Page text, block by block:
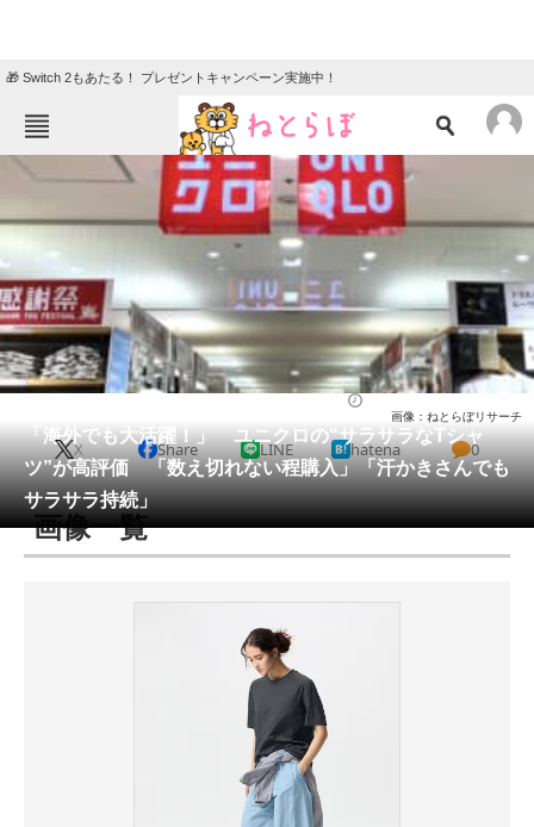
🎁 Switch 2もあたる！ プレゼントキャンペーン実施中！
ねとらぼメニュー
ニュース
クイズ
グルメ 地域
住まい 教育・育児
動物 リサーチ
会員記事
メディア
注目記事を集めた総合ページ
スマホと通信の最新トレンド
進化するPCとデバイスの未来
「海外でも大活躍！」 ユニクロの“サラサラなTシャ
ツ”が高評価 「数え切れない程購入」「汗かきさんでも
サラサラ持続」
画像：ねとらぼリサーチ
X Share LINE hatena 0
画像一覧